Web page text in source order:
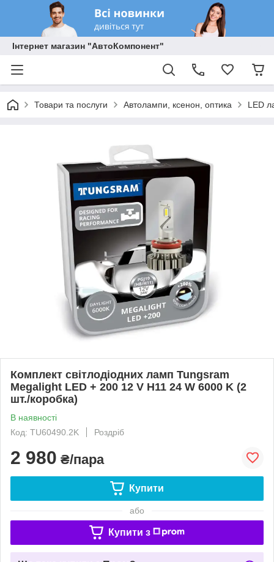
Інтернет магазин "АвтоКомпонент"
Товари та послуги Автолампи, ксенон, оптика LED
Комплект світлодіодних ламп Tungsram
Megalight LED + 200 12 V H11 24 W 6000 K (2
шт./коробка)
В наявності
Код: TU60490.2K
Роздріб
2 980 ₴/пара
Купити
або
Купити з